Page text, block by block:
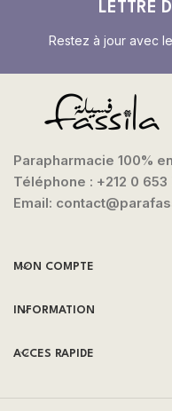
LETTRE
Restez à jour avec
Parapharmacie 100%
Téléphone : +212 0 653
Email:
MON COMPTE
INFORMATION
ACCES RAPIDE